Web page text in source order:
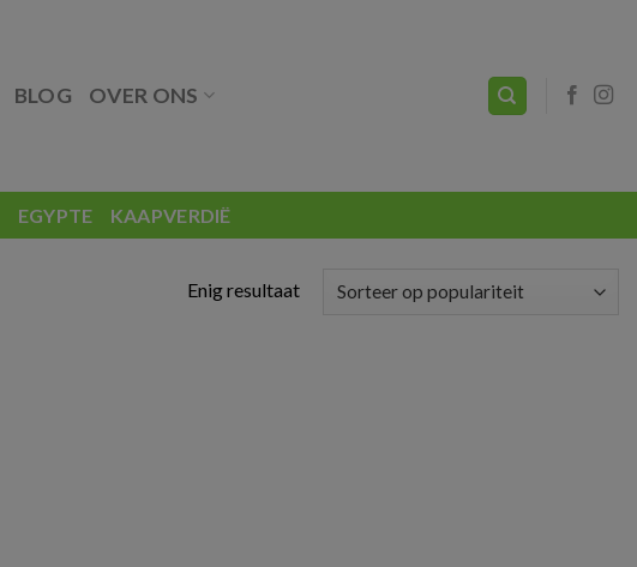
BLOG OVER ONS
EGYPTE KAAPVERDIË
Enig resultaat